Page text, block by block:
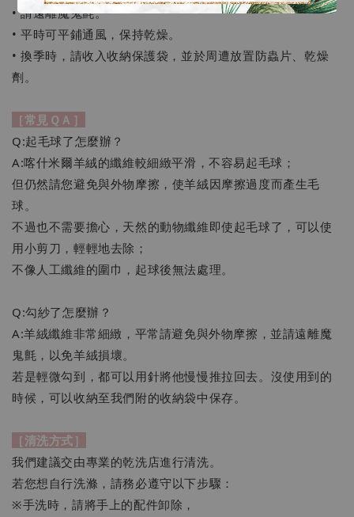
• 請遠離魔鬼氈。
• 平時可平鋪通風，保持乾燥。
• 換季時，請收入收納保護袋，並於周遭放置防蟲片、乾燥
劑。
［常見ＱＡ］
Q:起毛球了怎麼辦？
A:喀什米爾羊絨的纖維較細緻平滑，不容易起毛球；
但仍然請您避免與外物摩擦，使羊絨因摩擦過度而產生毛
球。
不過也不需要擔心，天然的動物纖維即使起毛球了，可以使
用小剪刀，輕輕地去除；
不像人工纖維的圍巾，起球後無法處理。
Q:勾紗了怎麼辦？
A:羊絨纖維非常細緻，平常請避免與外物摩擦，並請遠離魔
鬼氈，以免羊絨損壞。
若是輕微勾到，都可以用針將他慢慢推拉回去。沒使用到的
時候，可以收納至我們附的收納袋中保存。
［清洗方式］
我們建議交由專業的乾洗店進行清洗。
若您想自行洗滌，請務必遵守以下步驟：
※手洗時，請將手上的配件卸除，